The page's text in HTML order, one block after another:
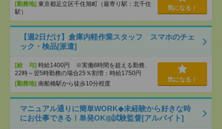
[勤務地] 東京都足立区千住旭町（最寄り駅：北千住
駅）
気になる！
【週2日だけ】倉庫内軽作業スタッフ スマホのチェ
ック・検品[派遣]
[給 与] 時給1400円 ※実働8時間を超える勤務、
22時～翌5時勤務の場合25％割増：時給1750円
[勤務地] 南船橋駅から徒歩10分程度
気になる！
マニュアル通りに簡単WORK◆未経験から好きな時
にお仕事できる！単発OK◎試験監督[アルバイト]